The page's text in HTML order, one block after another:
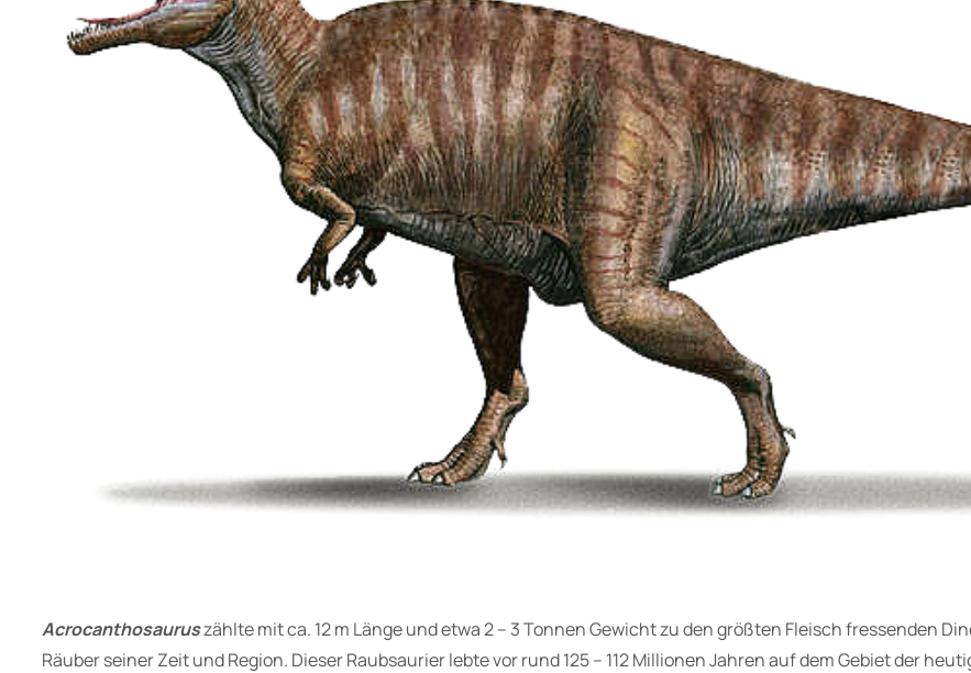
Acrocanthosauruszählte mit ca. 12 m Länge und etwa 2 – 3 Tonnen Gewicht zu den größten Fleisch fressenden
Räuber seiner Zeit und Region. Dieser Raubsaurier lebte vor rund 125 – 112 Millionen Jahren auf dem Gebiet der